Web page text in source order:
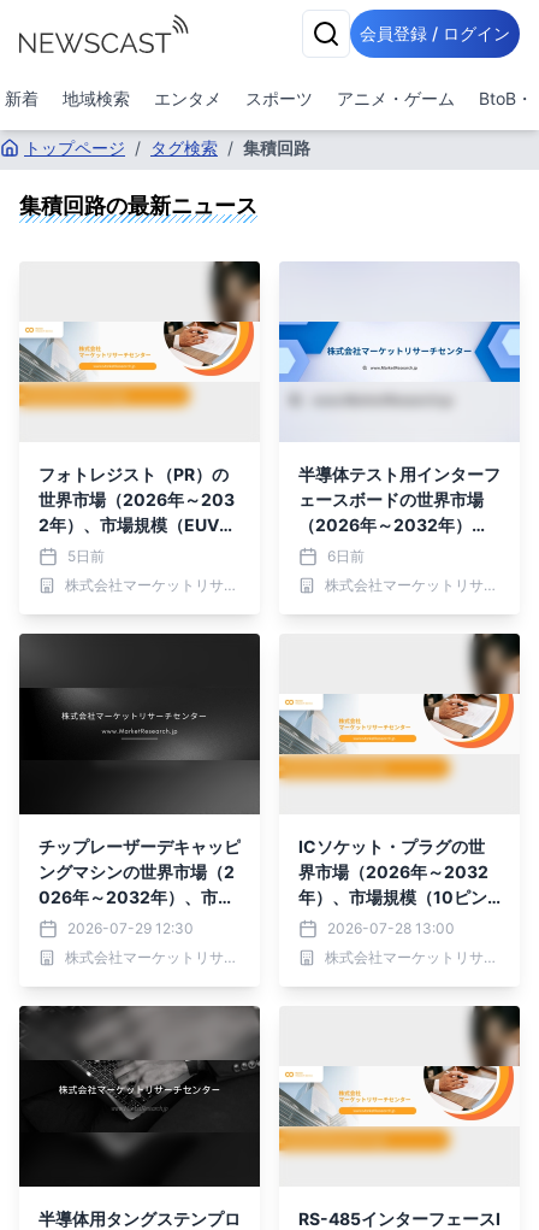
会員登録 / ログイン
新着 地域検索 エンタメ スポーツ アニメ・ゲーム BtoB・
トップページ / タグ検索 / 集積回路
集積回路の最新ニュース
フォトレジスト（PR）の
世界市場（2026年～203
2年）、市場規模（EUVフ
ォトレジスト、ArFiフォト
レジスト、ArFドライフォ
トレジスト、KrFフォトレ
5日前
株式会社マーケットリサーチセンター
半導体テスト用インターフ
ェースボードの世界市場
（2026年～2032年）、
市場規模（プローブカー
ド、ロードボード、バーン
インボード）・分析レポー
6日前
株式会社マーケットリサーチセンター
チップレーザーデキャッピ
ングマシンの世界市場（2
026年～2032年）、市場
規模（全自動、半自動）・
分析レポートを発表
2026-07-29 12:30
株式会社マーケットリサーチセンター
ICソケット・プラグの世
界市場（2026年～2032
年）、市場規模（10ピン
未満、10～20ピン、20ピ
ン以上）・分析レポートを
発表
2026-07-28 13:00
株式会社マーケットリサーチセンター
半導体用タングステンプロ
RS-485インターフェースI